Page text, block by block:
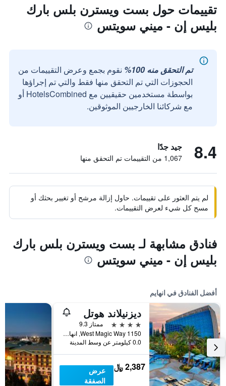
تقييمات حول بست ويسترن بلس بارك
بليس إن - ميني سويتس
تم التحقق منه 100%
نقوم بجمع وعرض التقييمات من
الحجوزات التي تم التحقق منها فقط والتي تم إجراؤها
بواسطة مستخدمين حقيقيين مع HotelsCombined أو
مع شركائنا الخارجيين الموثوقين.
8.4 جيد جدًا
1,067 من التقييمات تم التحقق منها
لم يتم العثور على تقييمات. حاول إزالة مرشح أو تغيير بحثك أو
مسح كل شيء لعرض التقييمات.
فنادق مشابهة لـ بست ويسترن بلس بارك
بليس إن - ميني سويتس
أفضل الفنادق في انهايم
ديزنيلاند هوتل
4 نجوم
ممتاز 9.3
1150 West Magic Way, انهايم, CA, الولايات المتحدة الأميريكية
0.0 كيلومتر عن وسط المدينة
2,387 ﷼
عرض
الصفقة